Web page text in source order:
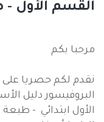
القسم الأول -
مرحبا بكم
نقدم لكم حصريا على
البروفيسور دليل